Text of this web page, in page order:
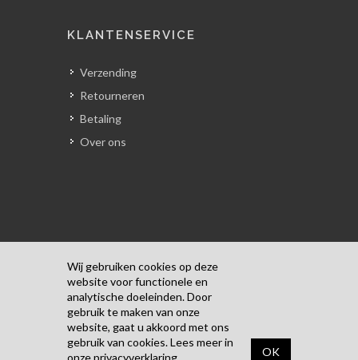
KLANTENSERVICE
Verzending
Retourneren
Betaling
Over ons
Copyrights © 2018 Alle rechten
voorbehouden door Kunst Door Pascale.
Algemene Voorwaarden /Privacyverklaring
Wij gebruiken cookies op deze
website voor functionele en
analytische doeleinden. Door
gebruik te maken van onze
website, gaat u akkoord met ons
gebruik van cookies. Lees meer in
onzeprivacyverklaring OK